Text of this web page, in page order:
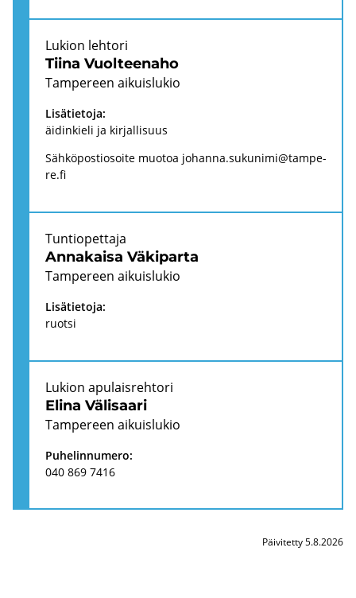
Tiina Vuol­tee­na­ho
Lu­kion leh­to­ri
Tam­pe­reen ai­kuis­lu­kio
Li­sä­tie­to­ja:
äi­din­kie­li ja kir­jal­li­suus
Säh­kö­pos­tio­soi­te muo­toa jo­han­na.su­ku­ni­mi@tam­pe­
re.fi
An­na­kai­sa Vä­ki­par­ta
Tun­tio­pet­ta­ja
Tam­pe­reen ai­kuis­lu­kio
Li­sä­tie­to­ja:
ruot­si
Elina Vä­li­saa­ri
Lu­kion apu­lais­reh­to­ri
Tam­pe­reen ai­kuis­lu­kio
Pu­he­lin­nu­me­ro:
040 869 7416
Päivitetty 5.8.2026